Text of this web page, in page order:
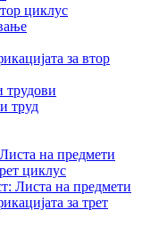
циклус
за втор
трудови
труд
на предмети
циклус
Листа на предмети
за трет